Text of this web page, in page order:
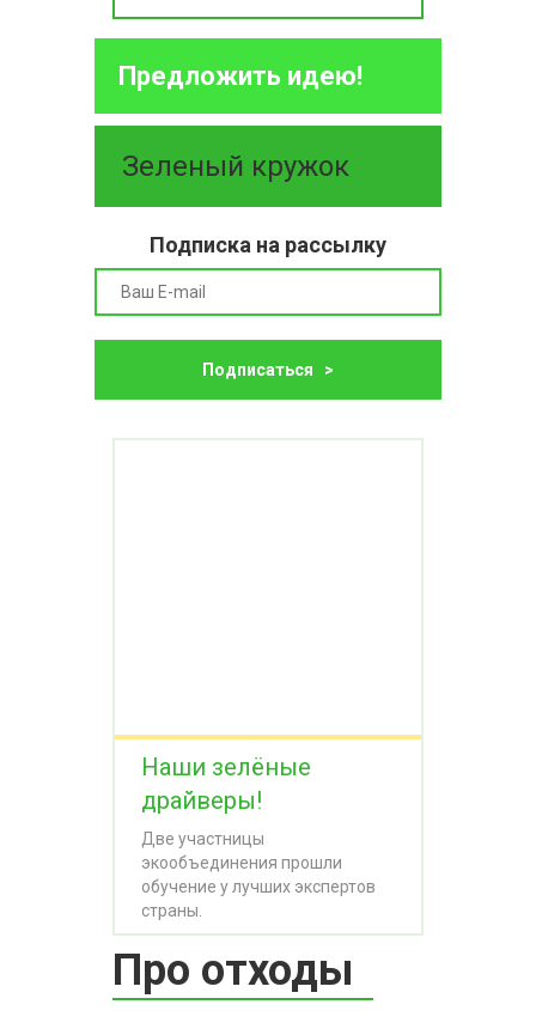
Предложить идею!
Зеленый кружок
Подписка на рассылку
Подписаться >
Наши зелёные
драйверы!
Две участницы
экообъединения прошли
обучение у лучших экспертов
страны.
Про отходы